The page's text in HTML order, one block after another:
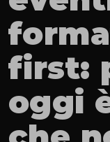
first:
oggi